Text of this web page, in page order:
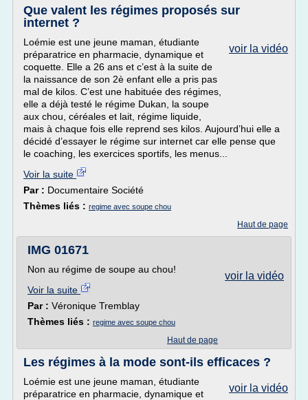
Que valent les régimes proposés sur
internet ?
voir la vidéo
Loémie est une jeune maman, étudiante
préparatrice en pharmacie, dynamique et
coquette. Elle a 26 ans et c’est à la suite de
la naissance de son 2è enfant elle a pris pas
mal de kilos. C’est une habituée des régimes,
elle a déjà testé le régime Dukan, la soupe
aux chou, céréales et lait, régime liquide,
mais à chaque fois elle reprend ses kilos. Aujourd’hui elle a
décidé d’essayer le régime sur internet car elle pense que
le coaching, les exercices sportifs, les menus...
Voir la suite
Par : Documentaire Société
Thèmes liés : regime avec soupe chou
Haut de page
IMG 01671
voir la vidéo
Non au régime de soupe au chou!
Voir la suite
Par : Véronique Tremblay
Thèmes liés : regime avec soupe chou
Haut de page
Les régimes à la mode sont-ils efficaces ?
voir la vidéo
Loémie est une jeune maman, étudiante
préparatrice en pharmacie, dynamique et